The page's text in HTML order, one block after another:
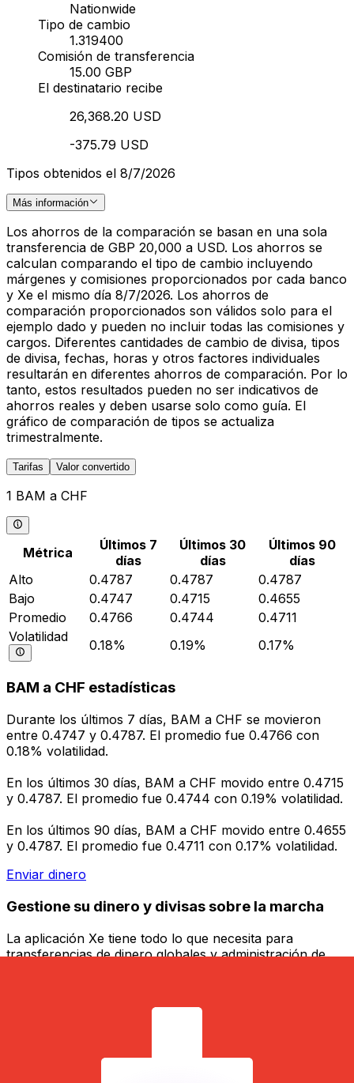
Nationwide
Tipo de cambio
1.319400
Comisión de transferencia
15.00 GBP
El destinatario recibe
26,368.20 USD
-375.79 USD
Tipos obtenidos el 8/7/2026
Más información
Los ahorros de la comparación se basan en una sola
transferencia de GBP 20,000 a USD. Los ahorros se
calculan comparando el tipo de cambio incluyendo
márgenes y comisiones proporcionados por cada banco
y Xe el mismo día 8/7/2026. Los ahorros de
comparación proporcionados son válidos solo para el
ejemplo dado y pueden no incluir todas las comisiones y
cargos. Diferentes cantidades de cambio de divisa, tipos
de divisa, fechas, horas y otros factores individuales
resultarán en diferentes ahorros de comparación. Por lo
tanto, estos resultados pueden no ser indicativos de
ahorros reales y deben usarse solo como guía. El
gráfico de comparación de tipos se actualiza
trimestralmente.
Tarifas Valor convertido
1 BAM a CHF
Métrica
Últimos 7
días
Últimos 30
días
Últimos 90
días
Alto
0.4787 0.4787
0.4787
Bajo
0.4747 0.4715
0.4655
Promedio
0.4766 0.4744
0.4711
Volatilidad
0.18% 0.19% 0.17%
BAM a CHF estadísticas
Durante los últimos 7 días, BAM a CHF se movieron
entre 0.4747 y 0.4787. El promedio fue 0.4766 con
0.18% volatilidad.
En los últimos 30 días, BAM a CHF movido entre 0.4715
y 0.4787. El promedio fue 0.4744 con 0.19% volatilidad.
En los últimos 90 días, BAM a CHF movido entre 0.4655
y 0.4787. El promedio fue 0.4711 con 0.17% volatilidad.
Enviar dinero
Gestione su dinero y divisas sobre la marcha
La aplicación Xe tiene todo lo que necesita para
transferencias de dinero globales y administración de